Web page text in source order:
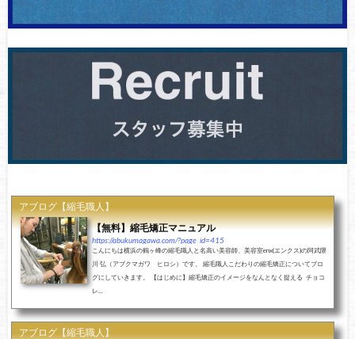
アブログ【縮毛職人】
【無料】縮毛矯正マニュアル
https://abukumagawa.com/?page_id=415
こんにちは横浜の鶴ヶ峰の縮毛職人と名高い美容師、美容室enx(エンクス)の阿武隈
川 弘（アブクマガワ ヒロシ）です。 縮毛職人こだわりの縮毛矯正についてブロ
グにしていきます。 【はじめに】縮毛矯正のイメージをなんとなく捉える チョコ
レ...
アブログ【縮毛職人】